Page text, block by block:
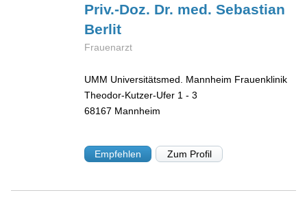
Priv.-Doz. Dr. med. Sebastian
Berlit
Frauenarzt
UMM Universitätsmed. Mannheim Frauenklinik
Theodor-Kutzer-Ufer 1 - 3
68167 Mannheim
Empfehlen Zum Profil